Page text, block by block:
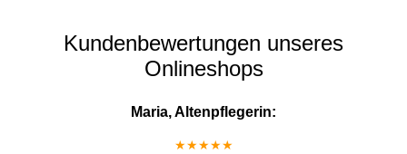
Kundenbewertungen unseres
Onlineshops
Maria, Altenpflegerin:
★★★★★